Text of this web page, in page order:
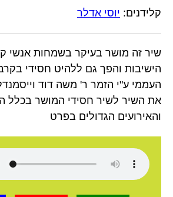
קלידנים: יוסי אדלר
שיר זה מושר בעיקר בשמחות אנשי
הישיבות והפך גם ללהיט חסידי
העממי ע"י הזמר ר' משה דוד
את השיר לשיר חסידי המושר בכלל
והאירועים הגדולים בפרט